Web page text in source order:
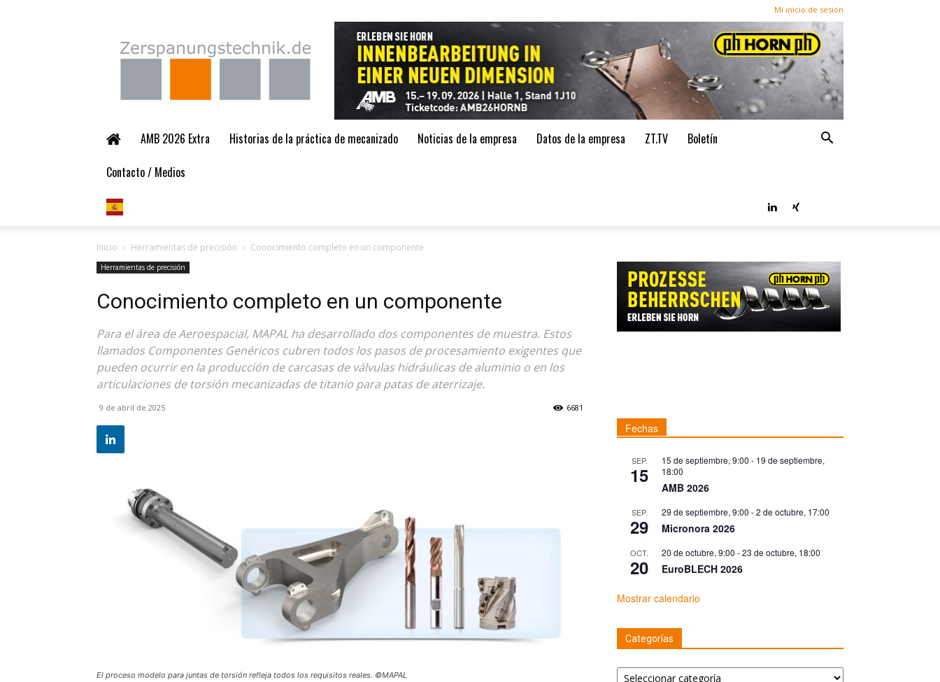
Mi inicio de sesión
Zerspanungstechnik.de
AMB 2026 Extra Historias de la práctica de mecanizado Noticias de la empresa Datos de la empresa ZT.TV
Boletín
Contacto / Medios
Inicio Herramientas de precisión Conocimiento completo en un componente
Herramientas de precisión
Conocimiento completo en un componente
Para el área de Aeroespacial, MAPAL ha desarrollado dos componentes de muestra. Estos
llamados Componentes Genéricos cubren todos los pasos de procesamiento exigentes que
pueden ocurrir en la producción de carcasas de válvulas hidráulicas de aluminio o en los
articulaciones de torsión mecanizadas de titanio para patas de aterrizaje.
9 de abril de 2025 6681
El proceso modelo para juntas de torsión refleja todos los requisitos reales. ©MAPAL
Fechas
SEP.
15
15 de septiembre, 9:00 - 19 de septiembre,
18:00
AMB 2026
SEP.
29
29 de septiembre, 9:00 -2 de octubre, 17:00
Micronora 2026
OCT.
20
20 de octubre, 9:00 -23 de octubre, 18:00
EuroBLECH 2026
Mostrar calendario
Categorías
Categorías